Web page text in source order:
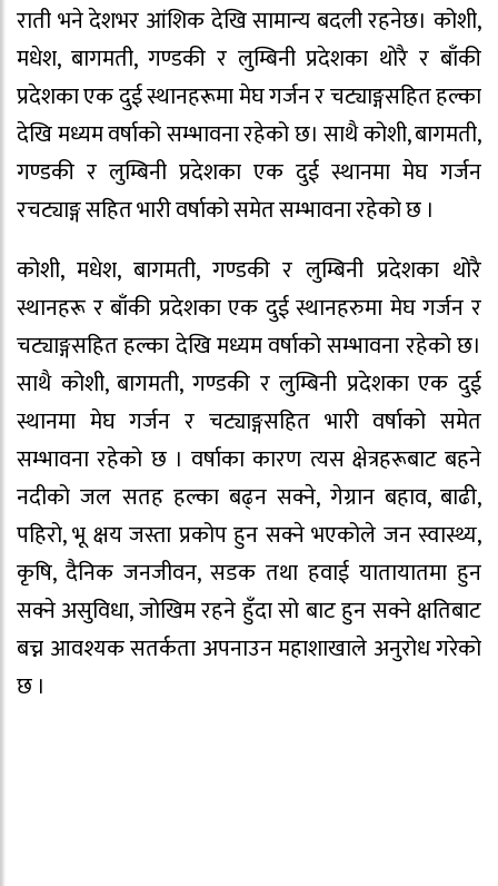
राती भने देशभर आंशिक देखि सामान्य बदली रहनेछ। कोशी,
मधेश, बागमती, गण्डकी र लुम्बिनी प्रदेशका थोरै र बाँकी
प्रदेशका एक दुई स्थानहरूमा मेघ गर्जन र चट्याङ्गसहित हल्का
देखि मध्यम वर्षाको सम्भावना रहेको छ। साथै कोशी, बागमती,
गण्डकी र लुम्बिनी प्रदेशका एक दुई स्थानमा मेघ गर्जन
रचट्याङ्ग सहित भारी वर्षाको समेत सम्भावना रहेको छ ।
कोशी, मधेश, बागमती, गण्डकी र लुम्बिनी प्रदेशका थोरै
स्थानहरू र बाँकी प्रदेशका एक दुई स्थानहरुमा मेघ गर्जन र
चट्याङ्गसहित हल्का देखि मध्यम वर्षाको सम्भावना रहेको छ।
साथै कोशी, बागमती, गण्डकी र लुम्बिनी प्रदेशका एक दुई
स्थानमा मेघ गर्जन र चट्याङ्गसहित भारी वर्षाको समेत
सम्भावना रहेको छ । वर्षाका कारण त्यस क्षेत्रहरूबाट बहने
नदीको जल सतह हल्का बढ्न सक्ने, गेग्रान बहाव, बाढी,
पहिरो, भू क्षय जस्ता प्रकोप हुन सक्ने भएकोले जन स्वास्थ्य,
कृषि, दैनिक जनजीवन, सडक तथा हवाई यातायातमा हुन
सक्ने असुविधा, जोखिम रहने हुँदा सो बाट हुन सक्ने क्षतिबाट
बच्न आवश्यक सतर्कता अपनाउन महाशाखाले अनुरोध गरेको
छ ।